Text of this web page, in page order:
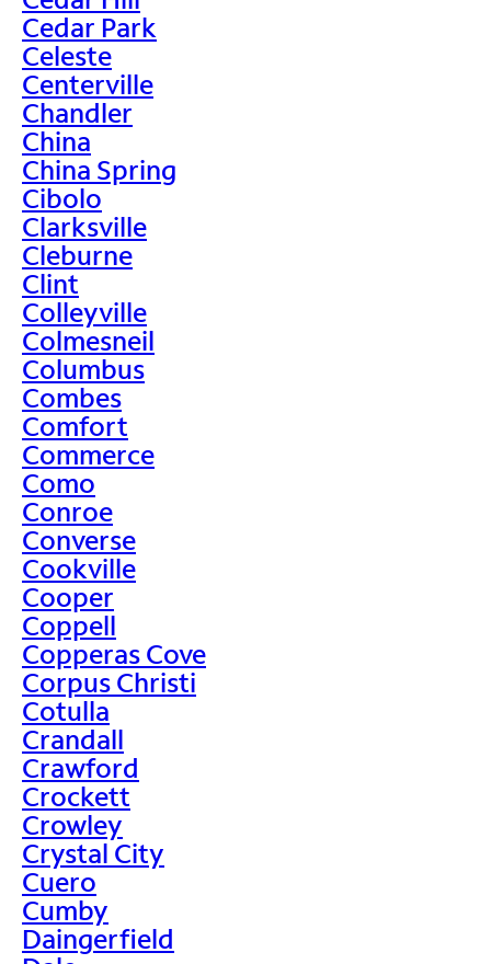
Cedar Park
Celeste
Centerville
Chandler
China
China Spring
Cibolo
Clarksville
Cleburne
Clint
Colleyville
Colmesneil
Columbus
Combes
Comfort
Commerce
Como
Conroe
Converse
Cookville
Cooper
Coppell
Copperas Cove
Corpus Christi
Cotulla
Crandall
Crawford
Crockett
Crowley
Crystal City
Cuero
Cumby
Daingerfield